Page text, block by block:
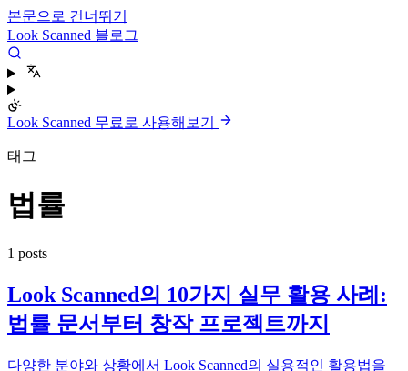
본문으로 건너뛰기
Look Scanned 블로그
Look Scanned 무료로 사용해보기
태그
법률
1 posts
Look Scanned의 10가지 실무 활용 사례:
법률 문서부터 창작 프로젝트까지
다양한 분야와 상황에서 Look Scanned의 실용적인 활용법을